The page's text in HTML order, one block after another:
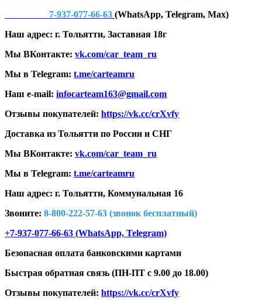
7-937-077-66-63 (WhatsApp, Telegram, Max)
Наш адрес: г. Тольятти, Заставная 18г
Мы ВКонтакте: vk.com/car_team_ru
Мы в Telegram: t.me/carteamru
Наш e-mail: infocarteam163@gmail.com
Отзывы покупателей: https://vk.cc/crXvfy
Доставка из Тольятти по России и СНГ
Мы ВКонтакте: vk.com/car_team_ru
Мы в Telegram: t.me/carteamru
Наш адрес: г. Тольятти, Коммунальная 16
Звоните: 8-800-222-57-63 (звонок бесплатный)
+7-937-077-66-63 (WhatsApp, Telegram)
Безопасная оплата банковскими картами
Быстрая обратная связь (ПН-ПТ с 9.00 до 18.00)
Отзывы покупателей: https://vk.cc/crXvfy